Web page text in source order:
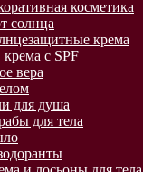
косметика
солнца
крема
с SPF
вера
для душа
для тела